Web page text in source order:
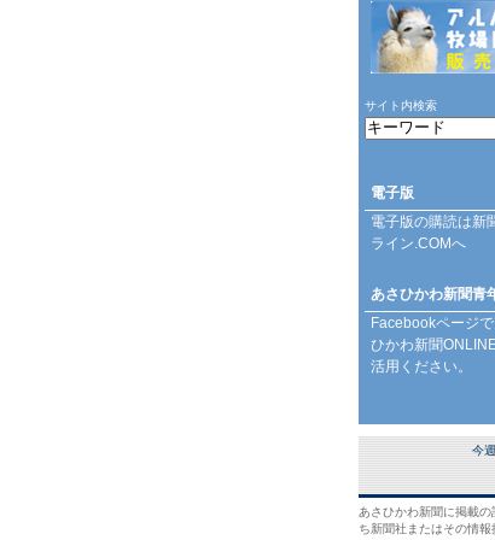
サイト内検索
電子版
電子版の購読は新
ライン.COMへ
あさひかわ新聞青
Facebookページ
ひかわ新聞
活用ください。
今
あさひかわ新聞に掲載
ち新聞社またはその情報